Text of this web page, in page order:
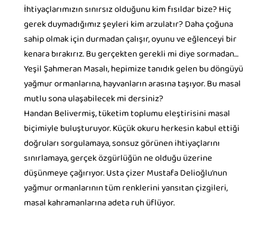
İhtiyaçlarımızın sınırsız olduğunu kim fısıldar bize? Hiç
gerek duymadığımız şeyleri kim arzulatır? Daha çoğuna
sahip olmak için durmadan çalışır, oyunu ve eğlenceyi bir
kenara bırakırız. Bu gerçekten gerekli mi diye sormadan…
Yeşil Şahmeran Masalı, hepimize tanıdık gelen bu döngüyü
yağmur ormanlarına, hayvanların arasına taşıyor. Bu masal
mutlu sona ulaşabilecek mi dersiniz?
Handan Belivermiş, tüketim toplumu eleştirisini masal
biçimiyle buluşturuyor. Küçük okuru herkesin kabul ettiği
doğruları sorgulamaya, sonsuz görünen ihtiyaçlarını
sınırlamaya, gerçek özgürlüğün ne olduğu üzerine
düşünmeye çağırıyor. Usta çizer Mustafa Delioğlu’nun
yağmur ormanlarının tüm renklerini yansıtan çizgileri,
masal kahramanlarına adeta ruh üflüyor.